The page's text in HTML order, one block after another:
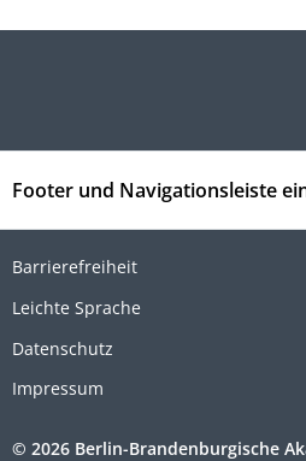
Footer und Navigationsleiste
Barrierefreiheit
Leichte Sprache
Datenschutz
Impressum
© 2026 Berlin-Brandenburgische